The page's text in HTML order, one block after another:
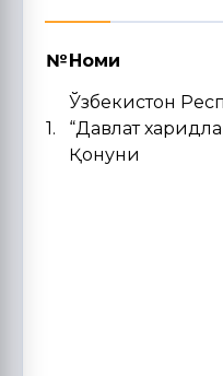
№Номи
1.
Ўзбекистон
“Давлат
Қонуни